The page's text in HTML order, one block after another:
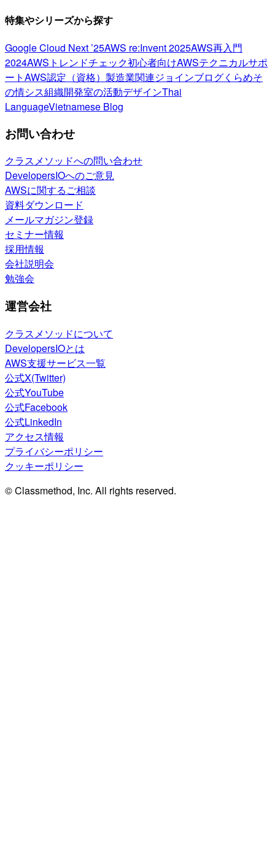
特集やシリーズから探す
Google Cloud Next ’25AWS re:Invent 2025AWS再入門
2024AWSトレンドチェック初心者向けAWSテクニカルサポ
ートAWS認定（資格） 製造業関連ジョインブログくらめそ
の情シス組織開発室の活動デザインThai
LanguageVietnamese Blog
お問い合わせ
クラスメソッドへの問い合わせ
DevelopersIOへのご意見
AWSに関するご相談
資料ダウンロード
メールマガジン登録
セミナー情報
採用情報
会社説明会
勉強会
運営会社
クラスメソッドについて
DevelopersIOとは
AWS支援サービス一覧
公式X(Twitter)
公式YouTube
公式Facebook
公式LinkedIn
アクセス情報
プライバシーポリシー
クッキーポリシー
© Classmethod, Inc. All rights reserved.